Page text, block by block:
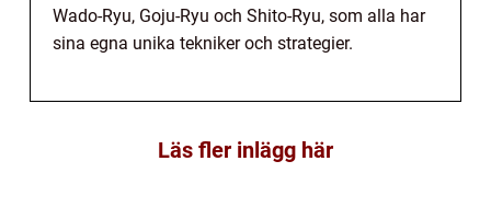
Wado-Ryu, Goju-Ryu och Shito-Ryu, som alla har
sina egna unika tekniker och strategier.
Läs fler inlägg här